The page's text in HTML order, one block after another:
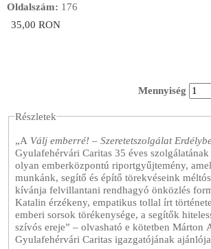
Oldalszám: 176
35,00 RON
Mennyiség
Részletek
„A Válj emberré! – Szeretetszolgálat
Gyulafehérvári Caritas 35 éves
olyan emberközpontú riportgyűjtemény,
munkánk, segítő és építő törekvéseink
kívánja felvillantani rendhagyó önközlés
Katalin érzékeny, empatikus tollal írt
emberi sorsok törékenysége, a segítők
szívós ereje” – olvasható e kötetben Márton
Gyulafehérvári Caritas igazgatójának